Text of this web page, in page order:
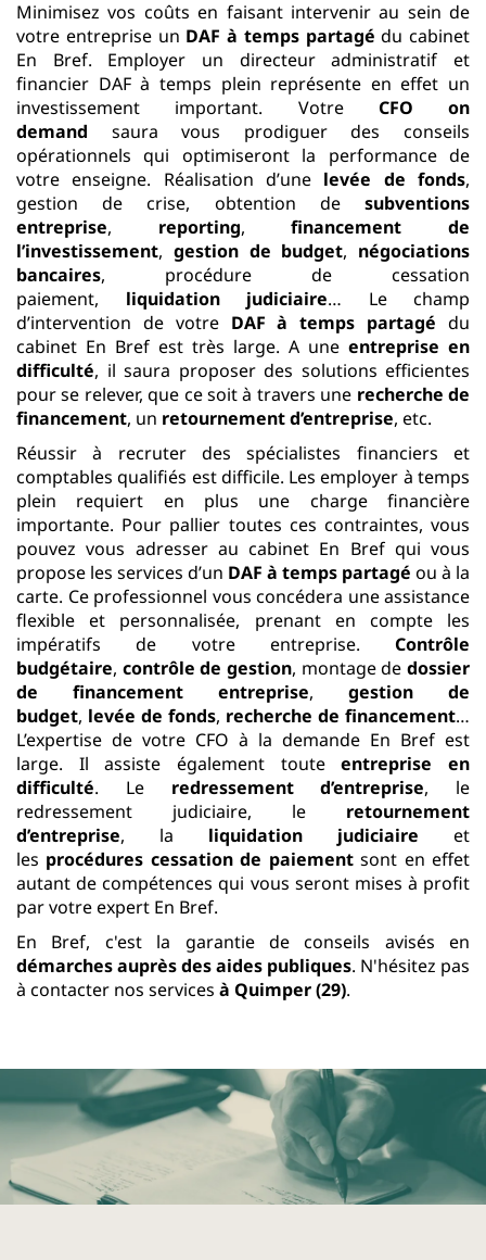
Minimisez vos coûts en faisant intervenir au sein de
votre entreprise un DAF à temps partagé du cabinet
En Bref. Employer un directeur administratif et
financier DAF à temps plein représente en effet un
investissement important. Votre CFO on
demand saura vous prodiguer des conseils
opérationnels qui optimiseront la performance de
votre enseigne. Réalisation d’une levée de fonds,
gestion de crise, obtention de subventions
entreprise, reporting,financement de
l’investissement, gestion de budget, négociations
bancaires, procédure de cessation
paiement, liquidation judiciaire… Le champ
d’intervention de votre DAF à temps partagé du
cabinet En Bref est très large. A une entreprise en
difficulté, il saura proposer des solutions efficientes
pour se relever, que ce soit à travers une recherche de
financement, un retournement d’entreprise, etc.
Réussir à recruter des spécialistes financiers et
comptables qualifiés est difficile. Les employer à temps
plein requiert en plus une charge financière
importante. Pour pallier toutes ces contraintes, vous
pouvez vous adresser au cabinet En Bref qui vous
propose les services d’un DAF à temps partagé ou à la
carte. Ce professionnel vous concédera une assistance
flexible et personnalisée, prenant en compte les
impératifs de votre entreprise. Contrôle
budgétaire, contrôle de gestion, montage dedossier
de financement entreprise, gestion de
budget, levée de fonds, recherche de financement…
L’expertise de votre CFO à la demande En Bref est
large. Il assiste également touteentreprise en
difficulté. Le redressement d’entreprise, le
redressement judiciaire, le retournement
d’entreprise, la liquidation judiciaire et
les procédures cessation de paiementsont en effet
autant de compétences qui vous seront mises à profit
par votre expert En Bref.
En Bref, c'est la garantie de conseils avisés en
démarches auprès des aides publiques. N'hésitez pas
à contacter nos services à Quimper (29).